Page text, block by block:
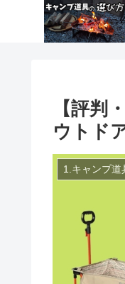
【評判
ウトド
1.キャンプ道